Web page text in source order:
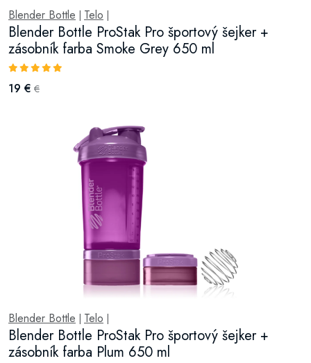
Blender Bottle Telo
Blender Bottle ProStak Pro športový šejker +
zásobník farba Smoke Grey 650 ml
19 € €
Blender Bottle Telo
Blender Bottle ProStak Pro športový šejker +
zásobník farba Plum 650 ml